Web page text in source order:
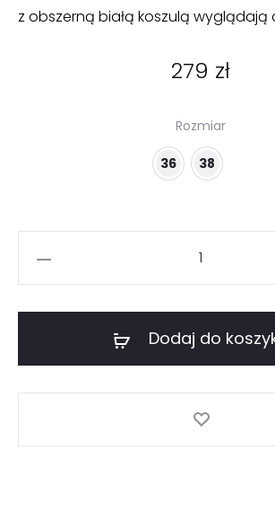
z obszerną białą koszulą wyglądają
279 zł
Rozmiar
36 38
Dodaj do